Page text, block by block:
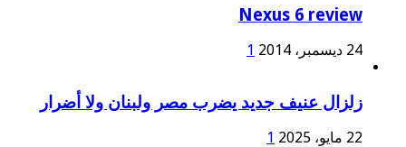
Nexus 6 review
24 ديسمبر، 2014 1
زلزال عنيف جديد يضرب مصر ولبنان ولا أضرار
22 مايو، 2025 1